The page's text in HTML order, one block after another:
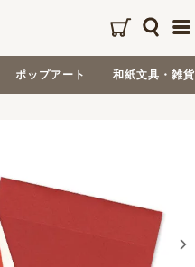
ポップアート 和紙文具・雑貨